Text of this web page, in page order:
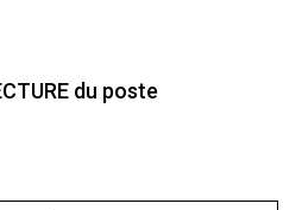
du poste